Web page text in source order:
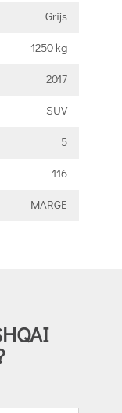
Grijs
1250 kg
2017
SUV
5
116
MARGE